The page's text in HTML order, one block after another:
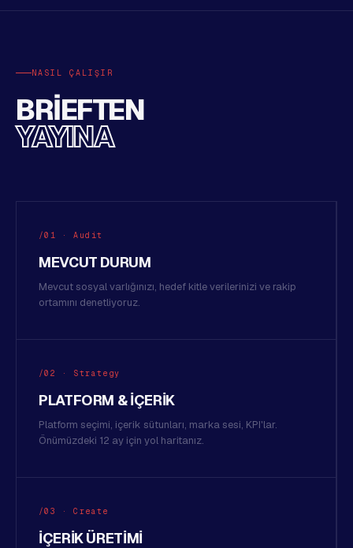
NASIL ÇALIŞIR
BRIEFTEN
YAYINA
/01 · Audit
MEVCUT DURUM
Mevcut sosyal varlığınızı, hedef kitle verilerinizi ve rakip
ortamını denetliyoruz.
/02 · Strategy
PLATFORM & İÇERIK
Platform seçimi, içerik sütunları, marka sesi, KPI'lar.
Önümüzdeki 12 ay için yol haritanız.
/03 · Create
İÇERIK ÜRETIMI